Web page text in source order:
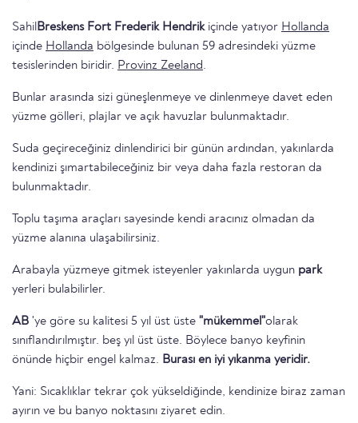
SahilBreskens Fort Frederik Hendrikiçinde yatıyor Hollanda
içinde Hollanda bölgesinde bulunan 59 adresindeki yüzme
tesislerinden biridir. Provinz Zeeland.
Bunlar arasında sizi güneşlenmeye ve dinlenmeye davet eden
yüzme gölleri, plajlar ve açık havuzlar bulunmaktadır.
Suda geçireceğiniz dinlendirici bir günün ardından, yakınlarda
kendinizi şımartabileceğiniz bir veya daha fazla restoran da
bulunmaktadır.
Toplu taşıma araçları sayesinde kendi aracınız olmadan da
yüzme alanına ulaşabilirsiniz.
Arabayla yüzmeye gitmek isteyenler yakınlarda uygun park
yerleri bulabilirler.
AB 'ye göre su kalitesi 5 yıl üst üste "mükemmel"olarak
sınıflandırılmıştır. beş yıl üst üste. Böylece banyo keyfinin
önünde hiçbir engel kalmaz. Burası en iyi yıkanma yeridir.
Yani: Sıcaklıklar tekrar çok yükseldiğinde, kendinize biraz zaman
ayırın ve bu banyo noktasını ziyaret edin.